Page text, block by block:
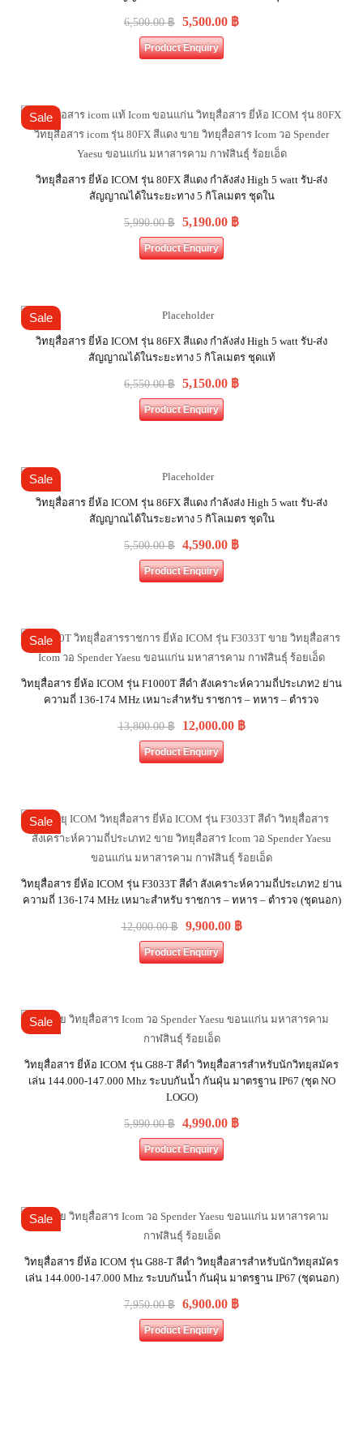
6,500.00฿ 5,500.00 ฿
Product Enquiry
Sale
วิทยุสื่อสาร ยี่ห้อ ICOM รุ่น 80FX สีแดง กำลังส่ง High 5 watt รับ-ส่ง
สัญญาณได้ในระยะทาง 5 กิโลเมตร ชุดใน
5,990.00฿ 5,190.00 ฿
Product Enquiry
Sale
วิทยุสื่อสาร ยี่ห้อ ICOM รุ่น 86FX สีแดง กำลังส่ง High 5 watt รับ-ส่ง
สัญญาณได้ในระยะทาง 5 กิโลเมตร ชุดแท้
6,550.00฿ 5,150.00 ฿
Product Enquiry
Sale
วิทยุสื่อสาร ยี่ห้อ ICOM รุ่น 86FX สีแดง กำลังส่ง High 5 watt รับ-ส่ง
สัญญาณได้ในระยะทาง 5 กิโลเมตร ชุดใน
5,500.00฿ 4,590.00 ฿
Product Enquiry
Sale
วิทยุสื่อสาร ยี่ห้อ ICOM รุ่น F1000T สีดำ สังเคราะห์ความถี่ประเภท2 ย่าน
ความถี่ 136-174 MHz เหมาะสำหรับ ราชการ – ทหาร – ตำรวจ
13,800.00฿ 12,000.00 ฿
Product Enquiry
Sale
วิทยุสื่อสาร ยี่ห้อ ICOM รุ่น F3033T สีดำ สังเคราะห์ความถี่ประเภท2 ย่าน
ความถี่ 136-174 MHz เหมาะสำหรับ ราชการ – ทหาร – ตำรวจ (ชุดนอก)
12,000.00฿ 9,900.00 ฿
Product Enquiry
Sale
วิทยุสื่อสาร ยี่ห้อ ICOM รุ่น G88-T สีดำ วิทยุสื่อสารสำหรับนักวิทยุสมัคร
เล่น 144.000-147.000 Mhz ระบบกันน้ำ กันฝุ่น มาตรฐาน IP67 (ชุด NO
LOGO)
5,990.00฿ 4,990.00 ฿
Product Enquiry
Sale
วิทยุสื่อสาร ยี่ห้อ ICOM รุ่น G88-T สีดำ วิทยุสื่อสารสำหรับนักวิทยุสมัคร
เล่น 144.000-147.000 Mhz ระบบกันน้ำ กันฝุ่น มาตรฐาน IP67 (ชุดนอก)
7,950.00฿ 6,900.00 ฿
Product Enquiry